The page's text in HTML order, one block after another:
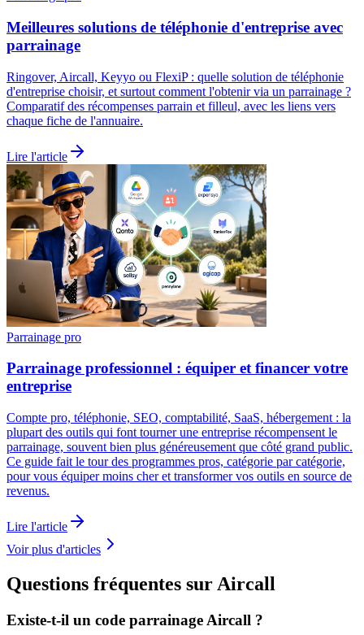
Meilleures solutions de téléphonie d'entreprise avec
parrainage
Ringover, Aircall, Keyyo ou FlexiP : quelle solution de téléphonie
d'entreprise choisir, et surtout comment l'obtenir via un parrainage ?
Comparatif des récompenses parrain et filleul, avec les liens vers
chaque fiche de l'annuaire.
Lire l'article
Parrainage pro
Parrainage professionnel : équiper et financer votre
entreprise
Compte pro, téléphonie, SEO, comptabilité, SaaS, hébergement : la
plupart des outils qui font tourner une entreprise récompensent le
parrainage, souvent bien plus généreusement que côté grand public.
Ce guide fait le tour des programmes pros, catégorie par catégorie,
pour vous équiper moins cher et transformer vos outils en source de
revenus.
Lire l'article
Voir plus d'articles
Questions fréquentes sur Aircall
Existe-t-il un code parrainage Aircall ?